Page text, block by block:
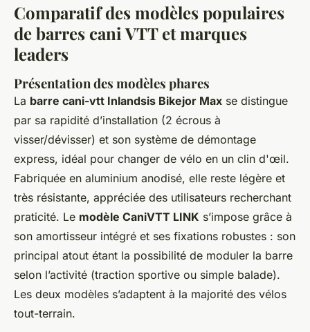
Comparatif des modèles populaires
de barres cani VTT et marques
leaders
Présentation des modèles phares
La barre cani-vtt Inlandsis Bikejor Max se distingue
par sa rapidité d’installation (2 écrous à
visser/dévisser) et son système de démontage
express, idéal pour changer de vélo en un clin d'œil.
Fabriquée en aluminium anodisé, elle reste légère et
très résistante, appréciée des utilisateurs recherchant
praticité. Le modèle CaniVTT LINK s’impose grâce à
son amortisseur intégré et ses fixations robustes : son
principal atout étant la possibilité de moduler la barre
selon l’activité (traction sportive ou simple balade).
Les deux modèles s’adaptent à la majorité des vélos
tout-terrain.